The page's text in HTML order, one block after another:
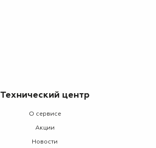
Технический центр
О сервисе
Акции
Новости